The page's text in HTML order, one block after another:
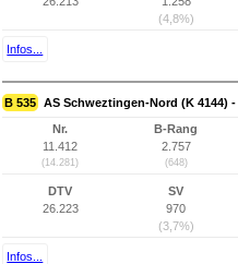
(4,8%)
Infos...
B 535 AS Schweztingen-Nord (K 4144)
Nr.
11.412
(14.281)
B-Rang
2.757
(648)
DTV
26.223
SV
970
(3,7%)
Infos...